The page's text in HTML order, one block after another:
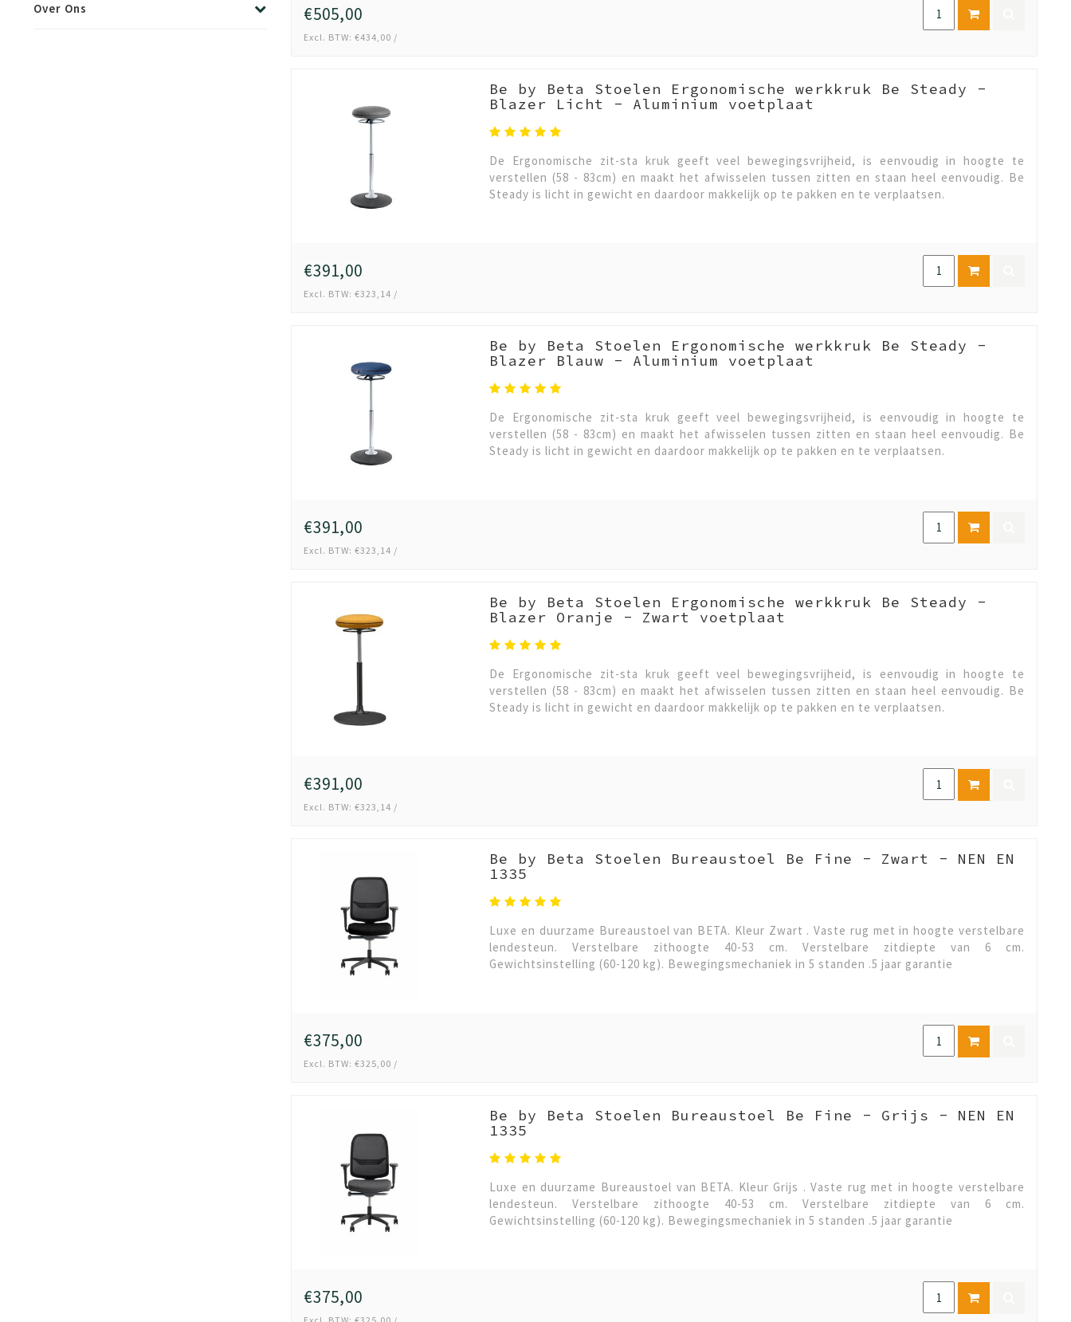
Over Ons €505,00
Excl. BTW: €434,00 /
Be by Beta Stoelen Ergonomische werkkruk Be Steady -
Blazer Licht - Aluminium voetplaat
De Ergonomische zit-sta kruk geeft veel bewegingsvrijheid, is eenvoudig in hoogte te
verstellen (58 - 83cm) en maakt het afwisselen tussen zitten en staan heel eenvoudig. Be
Steady is licht in gewicht en daardoor makkelijk op te pakken en te verplaatsen.
€391,00
Excl. BTW: €323,14 /
Be by Beta Stoelen Ergonomische werkkruk Be Steady -
Blazer Blauw - Aluminium voetplaat
De Ergonomische zit-sta kruk geeft veel bewegingsvrijheid, is eenvoudig in hoogte te
verstellen (58 - 83cm) en maakt het afwisselen tussen zitten en staan heel eenvoudig. Be
Steady is licht in gewicht en daardoor makkelijk op te pakken en te verplaatsen.
€391,00
Excl. BTW: €323,14 /
Be by Beta Stoelen Ergonomische werkkruk Be Steady -
Blazer Oranje - Zwart voetplaat
De Ergonomische zit-sta kruk geeft veel bewegingsvrijheid, is eenvoudig in hoogte te
verstellen (58 - 83cm) en maakt het afwisselen tussen zitten en staan heel eenvoudig. Be
Steady is licht in gewicht en daardoor makkelijk op te pakken en te verplaatsen.
€391,00
Excl. BTW: €323,14 /
Be by Beta Stoelen Bureaustoel Be Fine - Zwart - NEN EN
1335
Luxe en duurzame Bureaustoel van BETA. Kleur Zwart . Vaste rug met in hoogte verstelbare
lendesteun. Verstelbare zithoogte 40-53 cm. Verstelbare zitdiepte van 6 cm.
Gewichtsinstelling (60-120 kg). Bewegingsmechaniek in 5 standen .5 jaar garantie
€375,00
Excl. BTW: €325,00 /
Be by Beta Stoelen Bureaustoel Be Fine - Grijs - NEN EN
1335
Luxe en duurzame Bureaustoel van BETA. Kleur Grijs . Vaste rug met in hoogte verstelbare
lendesteun. Verstelbare zithoogte 40-53 cm. Verstelbare zitdiepte van 6 cm.
Gewichtsinstelling (60-120 kg). Bewegingsmechaniek in 5 standen .5 jaar garantie
€375,00